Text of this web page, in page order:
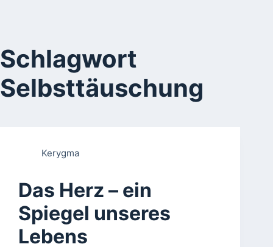
Schlagwort
Selbsttäuschung
Kerygma
Das Herz – ein
Spiegel unseres
Lebens